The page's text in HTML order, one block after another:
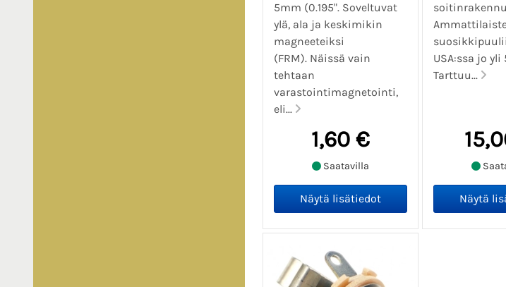
5mm (0.195". Soveltuvat
ylä, ala ja keskimikin
magneeteiksi
(FRM). Näissä vain
tehtaan
varastointimagnetointi,
eli...
1,60 €
Saatavilla
USA:ssa jo
Tarttuu...